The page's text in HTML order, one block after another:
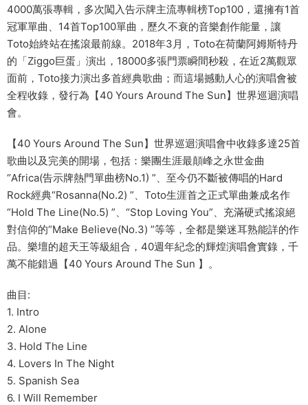
4000萬張專輯，多次闖入告示牌主流專輯榜Top100，還擁有1首
冠軍單曲、14首Top100單曲，歷久不衰的音樂創作能量，讓
Toto始終站在搖滾最前線。2018年3月，Toto在荷蘭阿姆斯特丹
的「Ziggo巨蛋」演出，18000多張門票瞬間秒殺，在近2萬觀眾
面前，Toto接力演出多首經典歌曲；而這場撼動人心的演唱會被
全程收錄，發行為【40 Yours Around The Sun】世界巡迴演唱
會。
【40 Yours Around The Sun】世界巡迴演唱會中收錄多達25首
歌曲以及完美的開場，包括：樂團生涯最顛峰之永世金曲
“Africa(告示牌熱門單曲榜No.1) ”、至今仍不斷被傳唱的Hard
Rock經典“Rosanna(No.2) ”、Toto生涯首之正式單曲兼成名作
“Hold The Line(No.5) ”、“Stop Loving You”、充滿硬式搖滾絕
對信仰的“Make Believe(No.3) ”等等，全都是樂迷耳熟能詳的作
品。樂壇的超天王等級組合，40週年紀念的輝煌演唱會實錄，千
萬不能錯過【40 Yours Around The Sun 】。
曲目:
1. Intro
2. Alone
3. Hold The Line
4. Lovers In The Night
5. Spanish Sea
6. I Will Remember